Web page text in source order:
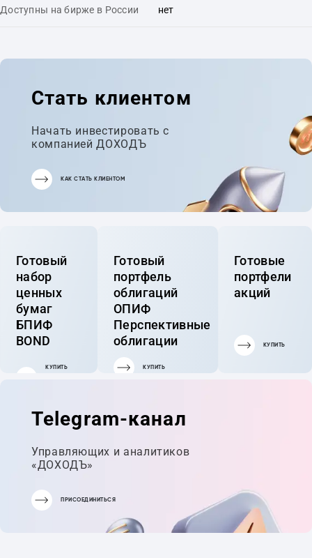
Доступны на бирже в России нет
Стать клиентом
Начать инвестировать с
компанией ДОХОДЪ
КАК СТАТЬ КЛИЕНТОМ
Готовый
набор
ценных
бумаг
БПИФ
BOND
КУПИТЬ
Готовый
портфель
облигаций
ОПИФ
Перспективные
облигации
КУПИТЬ
Готовые
портфели
акций
КУПИТЬ
Telegram-канал
Управляющих и аналитиков
«ДОХОДЪ»
ПРИСОЕДИНИТЬСЯ